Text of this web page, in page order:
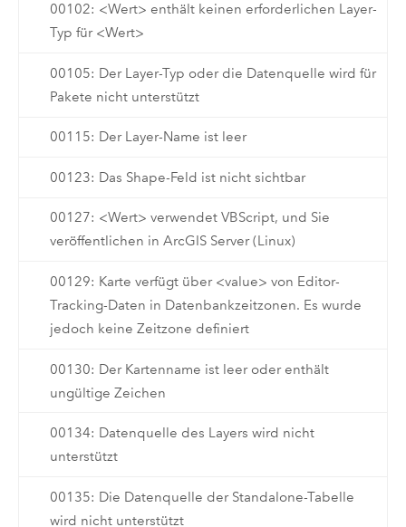
00102: <Wert> enthält keinen erforderlichen Layer-
Typ für <Wert>
00105: Der Layer-Typ oder die Datenquelle wird für
Pakete nicht unterstützt
00115: Der Layer-Name ist leer
00123: Das Shape-Feld ist nicht sichtbar
00127: <Wert> verwendet VBScript, und Sie
veröffentlichen in ArcGIS Server (Linux)
00129: Karte verfügt über <value> von Editor-
Tracking-Daten in Datenbankzeitzonen. Es wurde
jedoch keine Zeitzone definiert
00130: Der Kartenname ist leer oder enthält
ungültige Zeichen
00134: Datenquelle des Layers wird nicht
unterstützt
00135: Die Datenquelle der Standalone-Tabelle
wird nicht unterstützt